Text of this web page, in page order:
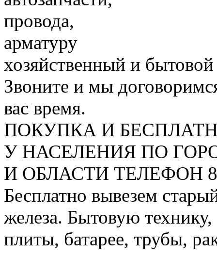
провода,
арматуру
хозяйственный и
Звоните и мы
вас время.
ПОКУПКА И
У НАСЕЛЕНИЯ ПО
И ОБЛАСТИ ТЕЛЕФОН 8
Бесплатно вывезем
железа. Бытовую
плиты, батарее, трубы,